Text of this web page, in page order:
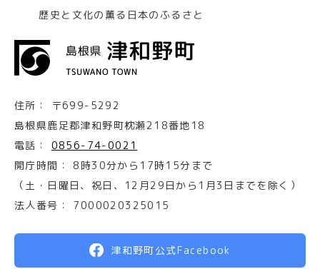
歴史と文化の薫る日本のふるさと
住所：
〒699-5292
島根県鹿足郡津和野町枕瀬218番地18
電話：
0856-74-0021
開庁時間：
8時30分から17時15分まで
（土・日曜日、祝日、12月29日から1月3日までを除く）
法人番号：
7000020325015
津和野町公式Facebook